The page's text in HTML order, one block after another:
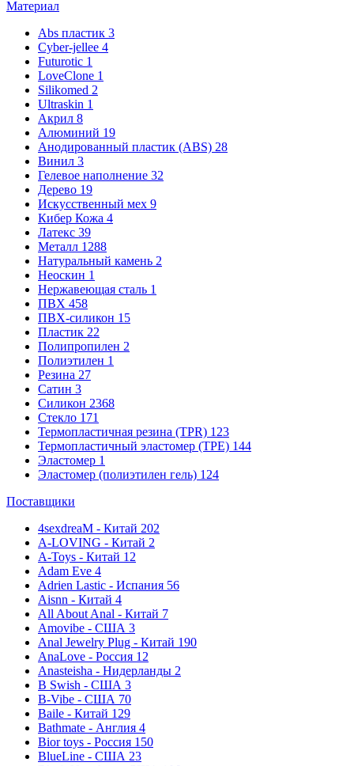
Материал
Abs пластик 3
Cyber-jellee 4
Futurotic 1
LoveClone 1
Silikomed 2
Ultraskin 1
Акрил 8
Алюминий 19
Анодированный пластик (ABS) 28
Винил 3
Гелевое наполнение 32
Дерево 19
Искусственный мех 9
Кибер Кожа 4
Латекс 39
Металл 1288
Натуральный камень 2
Неоскин 1
Нержавеющая сталь 1
ПВХ 458
ПВХ-силикон 15
Пластик 22
Полипропилен 2
Полиэтилен 1
Резина 27
Сатин 3
Силикон 2368
Стекло 171
Термопластичная резина (TPR) 123
Термопластичный эластомер (TPE) 144
Эластомер 1
Эластомер (полиэтилен гель) 124
Поставщики
4sexdreaM - Китай 202
A-LOVING - Китай 2
A-Toys - Китай 12
Adam Eve 4
Adrien Lastic - Испания 56
Aisnn - Китай 4
All About Anal - Китай 7
Amovibe - США 3
Anal Jewelry Plug - Китай 190
AnaLove - Россия 12
Anasteisha - Нидерланды 2
B Swish - США 3
B-Vibe - США 70
Baile - Китай 129
Bathmate - Англия 4
Bior toys - Россия 150
BlueLine - США 23